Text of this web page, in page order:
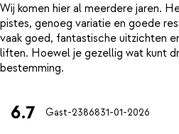
Wij komen hier al meerdere jaren.
pistes, genoeg variatie en goede
vaak goed, fantastische uitzichten
liften. Hoewel je gezellig wat kunt
6.7 Gast-2386831-01-2026